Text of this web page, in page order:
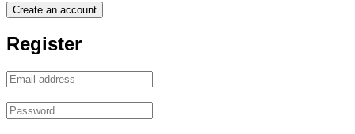
Create an account
Register